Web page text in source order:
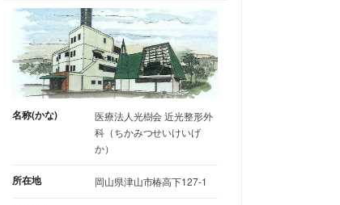
名称(かな)
医療法人光樹会 近光整形外
科（ちかみつせいけいげ
か）
所在地 岡山県津山市椿高下127-1